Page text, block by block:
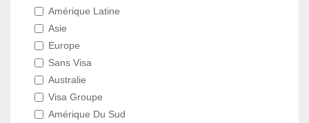
Amérique Latine
Asie
Europe
Sans Visa
Australie
Visa Groupe
Amérique Du Sud